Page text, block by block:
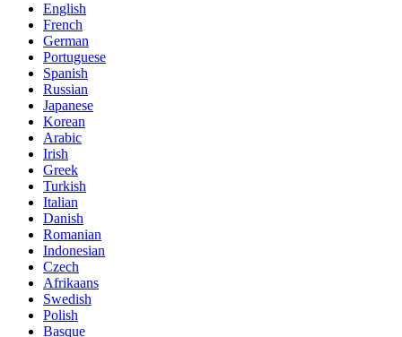
English
French
German
Portuguese
Spanish
Russian
Japanese
Korean
Arabic
Irish
Greek
Turkish
Italian
Danish
Romanian
Indonesian
Czech
Afrikaans
Swedish
Polish
Basque